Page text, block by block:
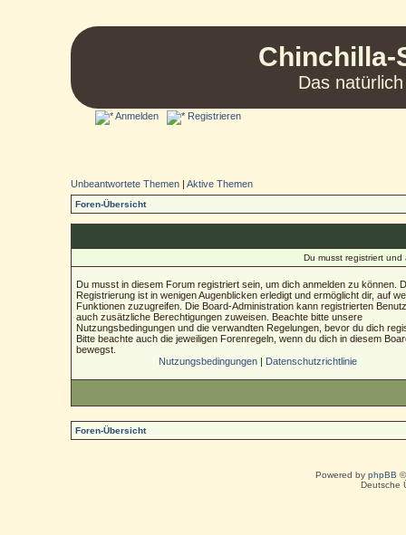
Chinchilla-
Das
Anmelden Registrieren
Unbeantwortete Themen |Aktive Themen
Foren-Übersicht
Du musst registriert
Du musst in diesem Forum registriert sein, um dich anmelden zu können.
Registrierung ist in wenigen Augenblicken erledigt und ermöglicht dir, auf
Funktionen zuzugreifen. Die Board-Administration kann registrierten
auch zusätzliche Berechtigungen zuweisen. Beachte bitte unsere
Nutzungsbedingungen und die verwandten Regelungen, bevor du dich
Bitte beachte auch die jeweiligen Forenregeln, wenn du dich in diesem
bewegst.
Nutzungsbedingungen| Datenschutzrichtlinie
Foren-Übersicht
Powered by phpBB
Deutsche